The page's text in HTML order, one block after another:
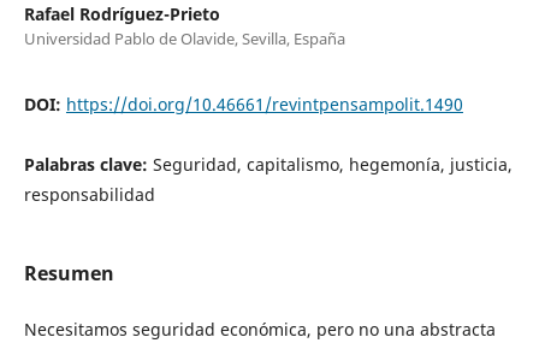
Rafael Rodríguez-Prieto
Universidad Pablo de Olavide, Sevilla, España
DOI: https://doi.org/10.46661/revintpensampolit.1490
Palabras clave: Seguridad, capitalismo, hegemonía, justicia,
responsabilidad
Resumen
Necesitamos seguridad económica, pero no una abstracta